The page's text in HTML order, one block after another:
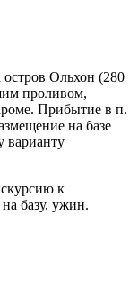
остров Ольхон (280
проливом,
Прибытие в п.
на базе
варианту
к
базу, ужин.